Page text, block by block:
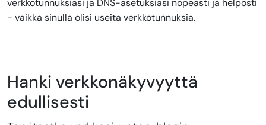
verkkotunnuksiasi ja DNS-asetuksiasi nopeasti ja helposti
- vaikka sinulla olisi useita verkkotunnuksia.
Hanki verkkonäkyvyyttä
edullisesti